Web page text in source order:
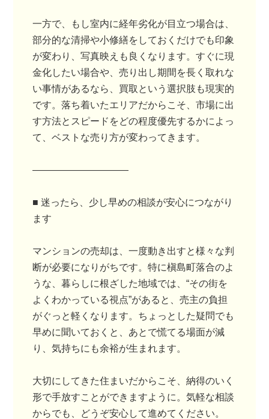
一方で、もし室内に経年劣化が目立つ場合は、
部分的な清掃や小修繕をしておくだけでも印象
が変わり、写真映えも良くなります。すぐに現
金化したい場合や、売り出し期間を長く取れな
い事情があるなら、買取という選択肢も現実的
です。落ち着いたエリアだからこそ、市場に出
す方法とスピードをどの程度優先するかによっ
て、ベストな売り方が変わってきます。
――――――――――
■ 迷ったら、少し早めの相談が安心につながり
ます
マンションの売却は、一度動き出すと様々な判
断が必要になりがちです。特に槇島町落合のよ
うな、暮らしに根ざした地域では、“その街を
よくわかっている視点”があると、売主の負担
がぐっと軽くなります。ちょっとした疑問でも
早めに聞いておくと、あとで慌てる場面が減
り、気持ちにも余裕が生まれます。
大切にしてきた住まいだからこそ、納得のいく
形で手放すことができますように。気軽な相談
からでも、どうぞ安心して進めてください。